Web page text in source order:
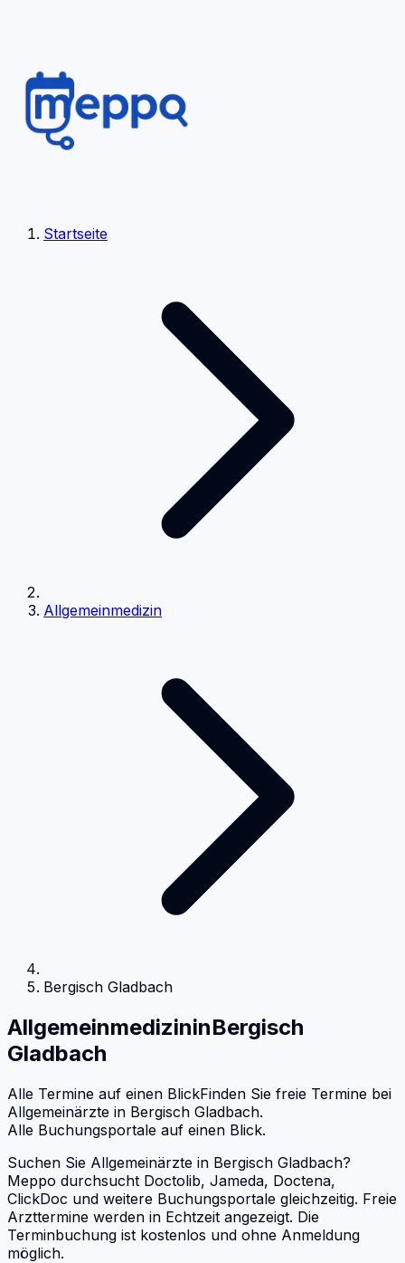
Startseite
Allgemeinmedizin
Bergisch Gladbach
AllgemeinmedizininBergisch
Gladbach
Alle Termine auf einen BlickFinden Sie freie Termine bei
Allgemeinärzte in Bergisch Gladbach.
Alle Buchungsportale auf einen Blick.
Suchen Sie Allgemeinärzte in Bergisch Gladbach?
Meppo durchsucht Doctolib, Jameda, Doctena,
ClickDoc und weitere Buchungsportale gleichzeitig. Freie
Arzttermine werden in Echtzeit angezeigt. Die
Terminbuchung ist kostenlos und ohne Anmeldung
möglich.